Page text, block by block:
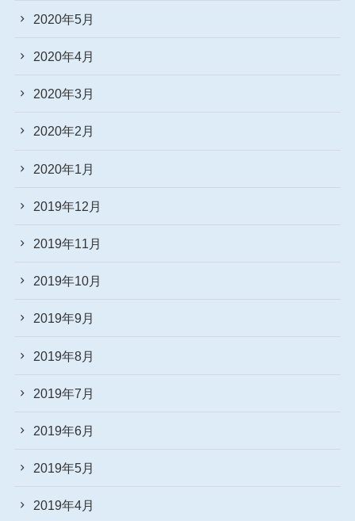
2020年5月
2020年4月
2020年3月
2020年2月
2020年1月
2019年12月
2019年11月
2019年10月
2019年9月
2019年8月
2019年7月
2019年6月
2019年5月
2019年4月